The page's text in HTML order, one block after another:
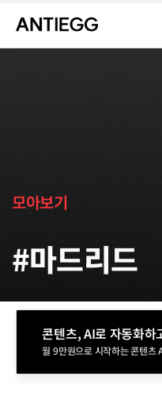
모아보기
#마드리드
콘텐츠, AI로 자동화하
월 9만원으로 시작하는 콘텐츠